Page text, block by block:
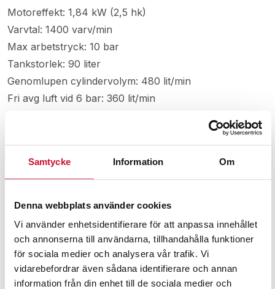
Samtycke Information Om
Denna webbplats använder cookies
Vi använder enhetsidentifierare för att anpassa innehållet
och annonserna till användarna, tillhandahålla funktioner
för sociala medier och analysera vår trafik. Vi
vidarebefordrar även sådana identifierare och annan
information från din enhet till de sociala medier och
Motoreffekt: 1,84 kW (2,5 hk)
Varvtal: 1400 varv/min
Max arbetstryck: 10 bar
Tankstorlek: 90 liter
Genomlupen cylindervolym: 480 lit/min
Fri avg luft vid 6 bar: 360 lit/min
Ljudnivå vid 4 m: 73 dB
Mått LxBxH: 1100 x 460 x 800 mm
Vikt: 73 kg
Relaterade produkter